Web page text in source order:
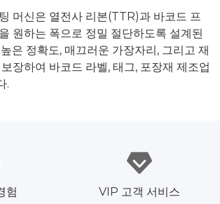
머신은 열전사 리본(TTR)과 바코드 프
원하는 폭으로 정밀 절단하도록 설계된
은 정확도, 매끄러운 가장자리, 그리고 재
장하여 바코드 라벨, 태그, 포장재 제조업
.
험 VIP 고객 서비스